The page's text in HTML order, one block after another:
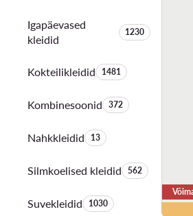
Igapäevased
kleidid
Toodete arv:
1230
KokteilikleididToodete arv:
1481
KombinesoonidToodete arv:
372
NahkkleididToodete arv:
13
Silmkoelised kleididToodete arv:
562
SuvekleididToodete arv:
1030